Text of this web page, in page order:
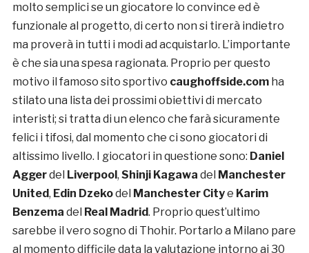
molto semplici se un giocatore lo convince ed è
funzionale al progetto, di certo non si tirerà indietro
ma proverà in tutti i modi ad acquistarlo. L’importante
è che sia una spesa ragionata. Proprio per questo
motivo il famoso sito sportivo caughoffside.comha
stilato una lista dei prossimi obiettivi di mercato
interisti; si tratta di un elenco che farà sicuramente
felici i tifosi, dal momento che ci sono giocatori di
altissimo livello. I giocatori in questione sono: Daniel
Aggerdel Liverpool, Shinji Kagawa del Manchester
United, Edin Dzekodel Manchester Citye Karim
Benzema del Real Madrid. Proprio quest’ultimo
sarebbe il vero sogno di Thohir. Portarlo a Milano pare
al momento difficile data la valutazione intorno ai 30